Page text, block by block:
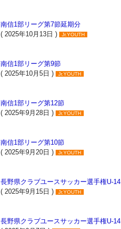
南信1部リーグ第7節延期分
( 2025年10月13日 )
Jr.YOUTH
南信1部リーグ第9節
( 2025年10月5日 )
Jr.YOUTH
南信1部リーグ第12節
( 2025年9月28日 )
Jr.YOUTH
南信1部リーグ第10節
( 2025年9月20日 )
Jr.YOUTH
長野県クラブユースサッカー選手権U-14
( 2025年9月15日 )
Jr.YOUTH
長野県クラブユースサッカー選手権U-14